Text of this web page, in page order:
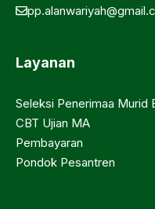
Layanan
Seleksi Penerimaa Murid
CBT Ujian MA
Pembayaran
Pondok Pesantren